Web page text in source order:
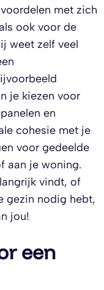
met zich
ook voor de
weet zelf veel
je kiezen voor
en
cohesie met je
voor gedeelde
aan je woning.
vindt, of
gezin nodig hebt,
jou!
een